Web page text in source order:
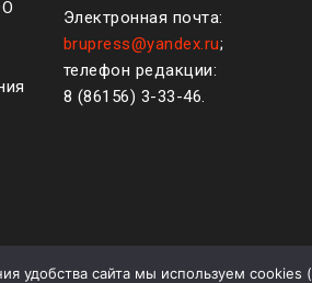
Электронная почта:
brupress@yandex.ru;
телефон редакции:
8 (861 56) 3-33-46.
удобства сайта мы используем cookies (